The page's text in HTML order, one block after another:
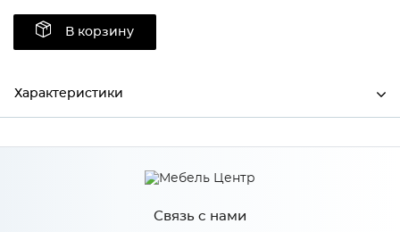
В корзину
Характеристики
Ширина 573
358
16
Связь с нами